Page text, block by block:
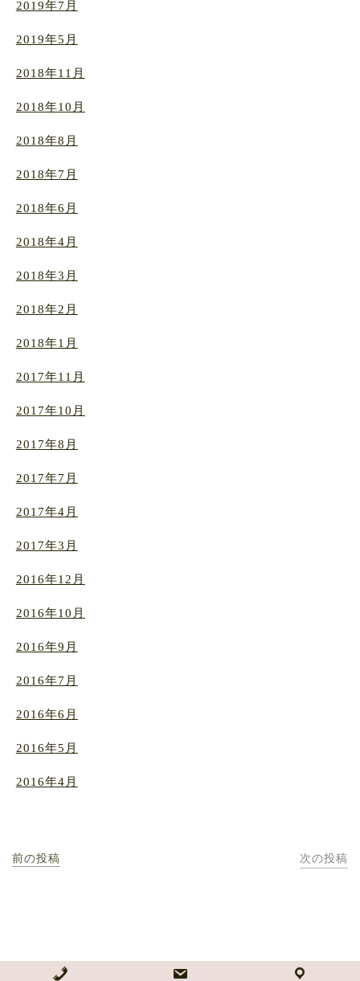
2019年7月
2019年5月
2018年11月
2018年10月
2018年8月
2018年7月
2018年6月
2018年4月
2018年3月
2018年2月
2018年1月
2017年11月
2017年10月
2017年8月
2017年7月
2017年4月
2017年3月
2016年12月
2016年10月
2016年9月
2016年7月
2016年6月
2016年5月
2016年4月
前の投稿 次の投稿
NPO法人 どんぐり自然学校・どんぐり幼児